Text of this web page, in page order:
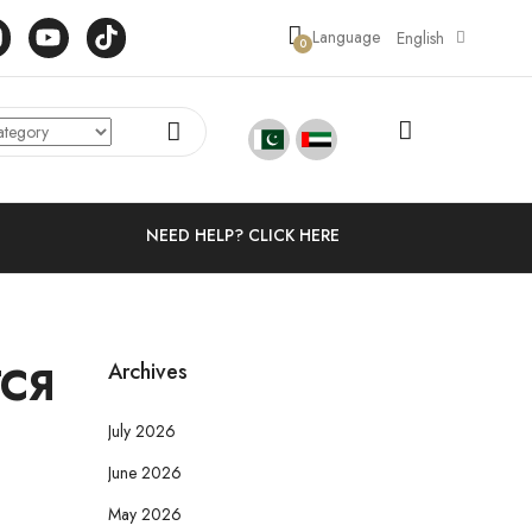
0 Language English
NEED HELP? CLICK HERE
Archives
July 2026
June 2026
May 2026